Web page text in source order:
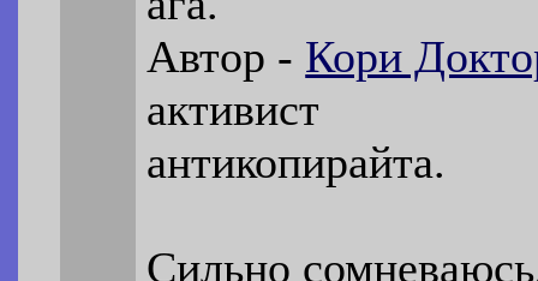
Автор - Кори
активист
антикопирайта.
Сильно